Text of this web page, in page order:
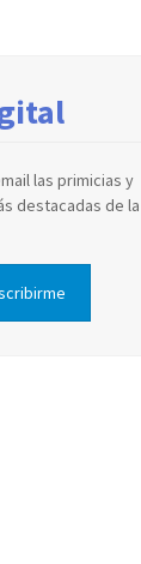
las primicias y
destacadas de la